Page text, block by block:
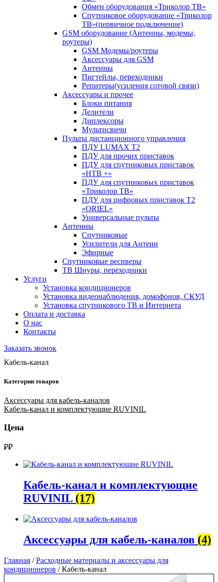
Обмен оборудования «Триколор ТВ»
Спутниковое оборудование «Триколор
ТВ»(первичное подключение)
GSM оборудование (Антенны, модемы,
роутеры)
GSM Модемы/роутеры
Аксессуары для GSM
Антенны
Пигтейлы, переходники
Репитеры(усиления сотовой связи)
Аксессуары и прочее
Блоки питания
Делители
Диплексоры
Мультисвичи
Пульты дистанционного управления
ПДУ LUMAX Т2
ПДУ для прочих приставок
ПДУ для спутниковых приставок
«НТВ +»
ПДУ для спутниковых приставок
«Триколор ТВ»
ПДУ для цифровых приставок Т2
«ORIEL»
Универсальные пульты
Антенны
Спутниковые
Усилители для Антенн
Эфирные
Спутниковые ресиверы
ТВ Шнуры, переходники
Услуги
Установка кондиционеров
Установка видеонаблюдения, домофонов, СКУД
Установка спутникового ТВ и Интернета
Оплата и доставка
О нас
Контакты
Заказать звонок
Кабель-канал
Категории товаров
Аксессуары для кабель-каналов
Кабель-канал и комплектующие RUVINIL
Цена
₽₽
Кабель-канал и комплектующие
RUVINIL (17)
Аксессуары для кабель-каналов (4)
Главная /Расходные материалы и аксессуары для
кондиционеров / Кабель-канал